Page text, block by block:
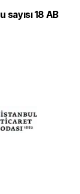
sayısı 18 AB